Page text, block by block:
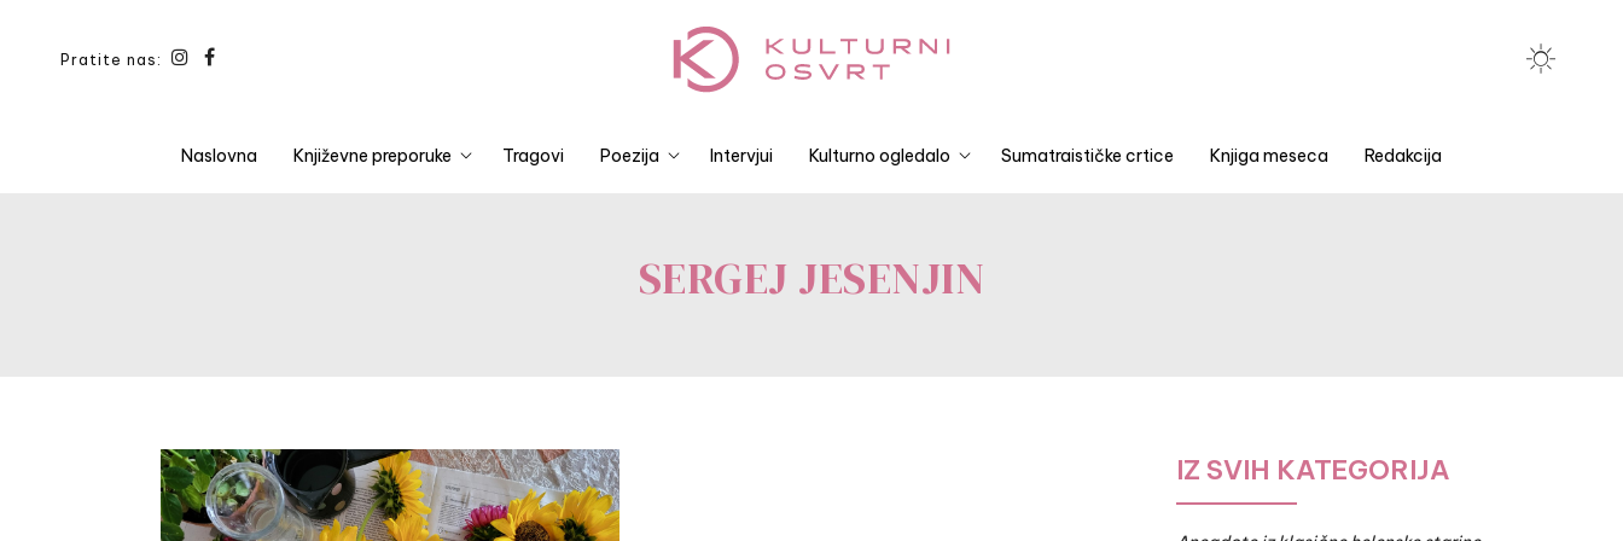
Pratite nas:
Naslovna Književne preporuke Tragovi Poezija Intervjui Kulturno ogledalo Sumatraističke crtice Knjiga meseca Redakcija
SERGEJ JESENJIN
IZ SVIH KATEGORIJA